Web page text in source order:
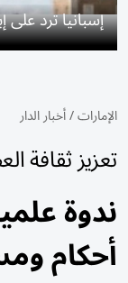
إسبانيا ترد
الإمارات/أخبار الدار
تعزيز ثقافة
ندوة
أحكام